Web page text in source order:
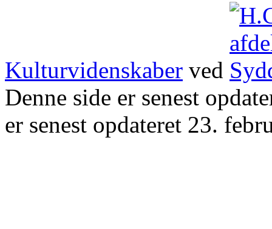
Kulturvidenskaber ved
Denne side er senest
er senest opdateret 23.